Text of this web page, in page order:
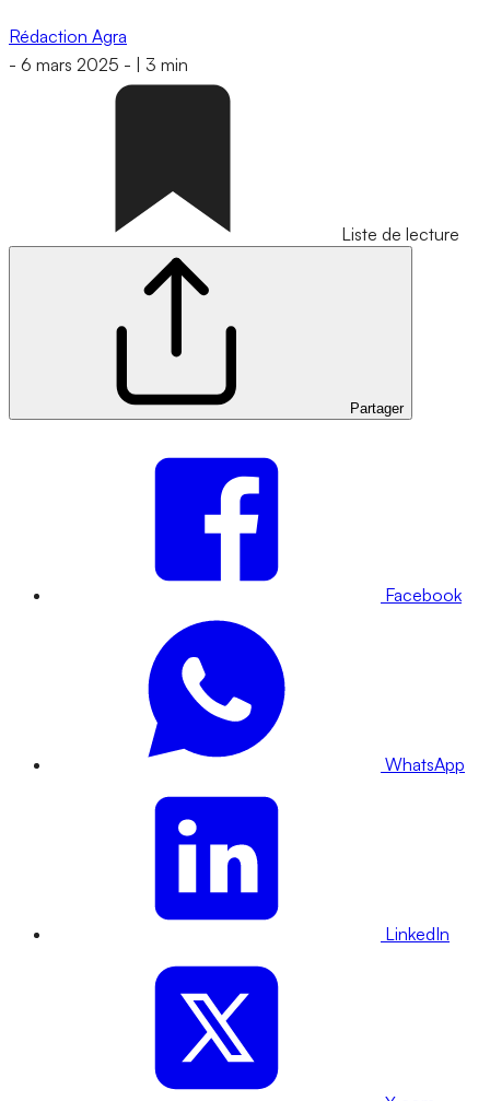
Rédaction Agra
- 6 mars 2025 - 3 min
Liste de lecture
Partager
Facebook
WhatsApp
LinkedIn